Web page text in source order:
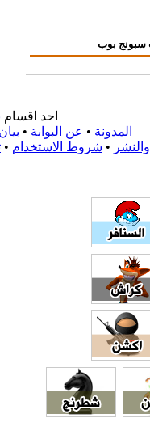
احد اقسام
المدونة • عن البوابة •
والنشر • شروط الاستخدام •